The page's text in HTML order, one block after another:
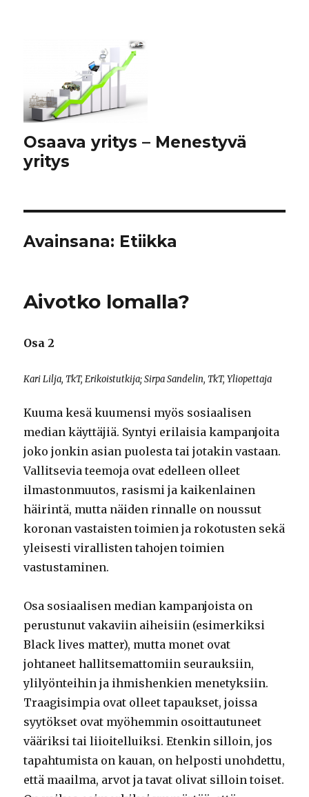
Osaava yritys – Menestyvä
yritys
Avainsana: Etiikka
Aivotko lomalla?
Osa 2
Kari Lilja, TkT, Erikoistutkija; Sirpa Sandelin, TkT, Yliopettaja
Kuuma kesä kuumensi myös sosiaalisen
median käyttäjiä. Syntyi erilaisia kampanjoita
joko jonkin asian puolesta tai jotakin vastaan.
Vallitsevia teemoja ovat edelleen olleet
ilmastonmuutos, rasismi ja kaikenlainen
häirintä, mutta näiden rinnalle on noussut
koronan vastaisten toimien ja rokotusten sekä
yleisesti virallisten tahojen toimien
vastustaminen.
Osa sosiaalisen median kampanjoista on
perustunut vakaviin aiheisiin (esimerkiksi
Black lives matter), mutta monet ovat
johtaneet hallitsemattomiin seurauksiin,
ylilyönteihin ja ihmishenkien menetyksiin.
Traagisimpia ovat olleet tapaukset, joissa
syytökset ovat myöhemmin osoittautuneet
vääriksi tai liioitelluiksi. Etenkin silloin, jos
tapahtumista on kauan, on helposti unohdettu,
että maailma, arvot ja tavat olivat silloin toiset.